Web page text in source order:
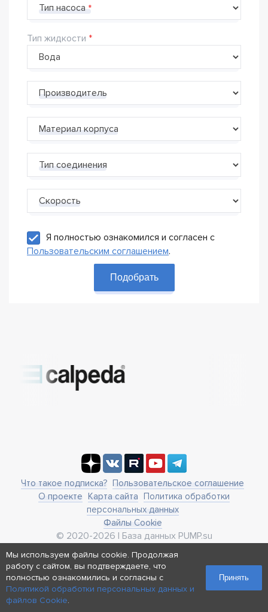
Тип насоса
Тип жидкости
Производитель
Материал корпуса
Тип соединения
Скорость
Я полностью ознакомился и согласен с
Пользовательским соглашением.
Подобрать
Что такое подписка?
Пользовательское соглашение
Карта сайта Политика обработки
персональных данных
Файлы Cookie
© 2020-2026 | База данных PUMP.su
business@pump.su
г. Москва, ул. Ленинская Слобода 19
Реквизиты
Мы используем файлы cookie. Продолжая
работу с сайтом, вы подтверждаете, что
полностью ознакомились и согласны с
Политикой обработки персональных данных и
файлов Cookie.
Принять